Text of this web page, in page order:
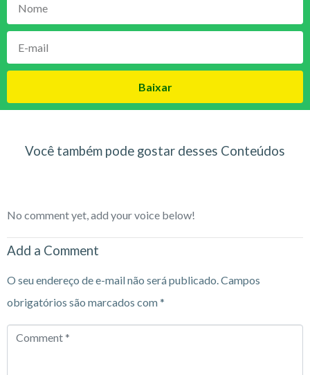
Baixar
Você também pode gostar desses Conteúdos
No comment yet, add your voice below!
Add a Comment
O seu endereço de e-mail não será publicado.Campos
obrigatórios são marcados com*
Comment